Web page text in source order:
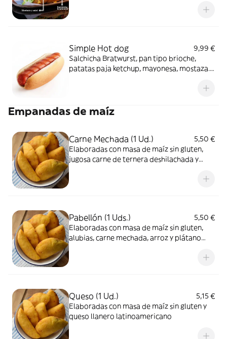
Simple Hot dog
9,99 €
Salchicha Bratwurst, pan tipo brioche,
patatas paja ketchup, mayonesa, mostaza.
potatoes, Ketchup, mayonnaise, mustard )
Empanadas de maíz
Carne Mechada (1 Ud.)
5,50 €
Elaboradas con masa de maíz sin gluten,
jugosa carne de ternera deshilachada y
Pabellón (1 Uds.)
5,50 €
Elaboradas con masa de maíz sin gluten,
alubias, carne mechada, arroz y plátano
Queso (1 Ud.)
5,15 €
Elaboradas con masa de maíz sin gluten y
queso llanero latinoamericano